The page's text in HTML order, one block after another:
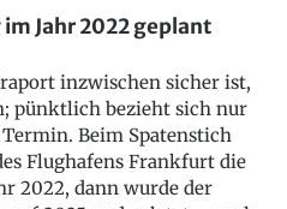
Jahr 2022 geplant
inzwischen sicher ist,
pünktlich bezieht sich nur
Beim Spatenstich
Flughafens Frankfurt die
2022, dann wurde der